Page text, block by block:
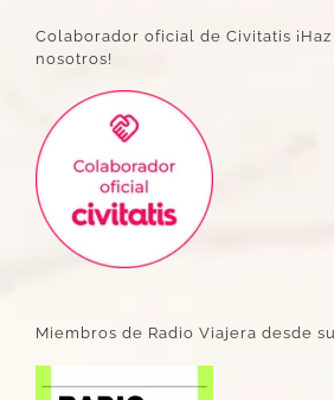
Colaborador oficial de Civitatis
nosotros!
Miembros de Radio Viajera desde